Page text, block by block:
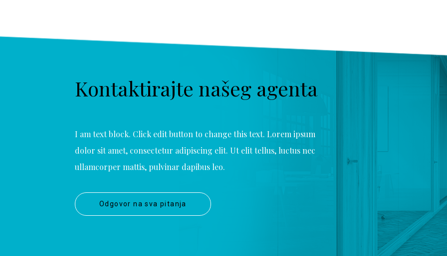
Kontaktirajte našeg agenta
I am text block. Click edit button to change this text. Lorem ipsum
dolor sit amet, consectetur adipiscing elit. Ut elit tellus, luctus nec
ullamcorper mattis, pulvinar dapibus leo.
Odgovor na sva pitanja